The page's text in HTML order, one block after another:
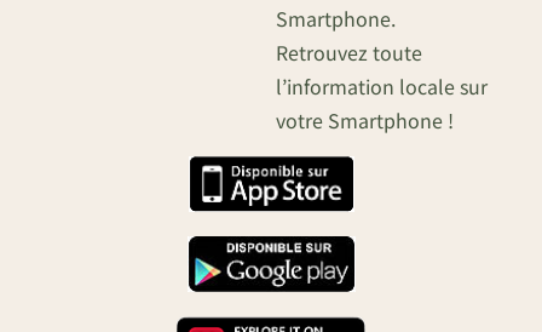
Smartphone.
Retrouvez toute
l’information locale sur
votre Smartphone !